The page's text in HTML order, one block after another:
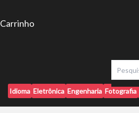
Carrinho
Idioma Eletrônica Engenharia Fotografia